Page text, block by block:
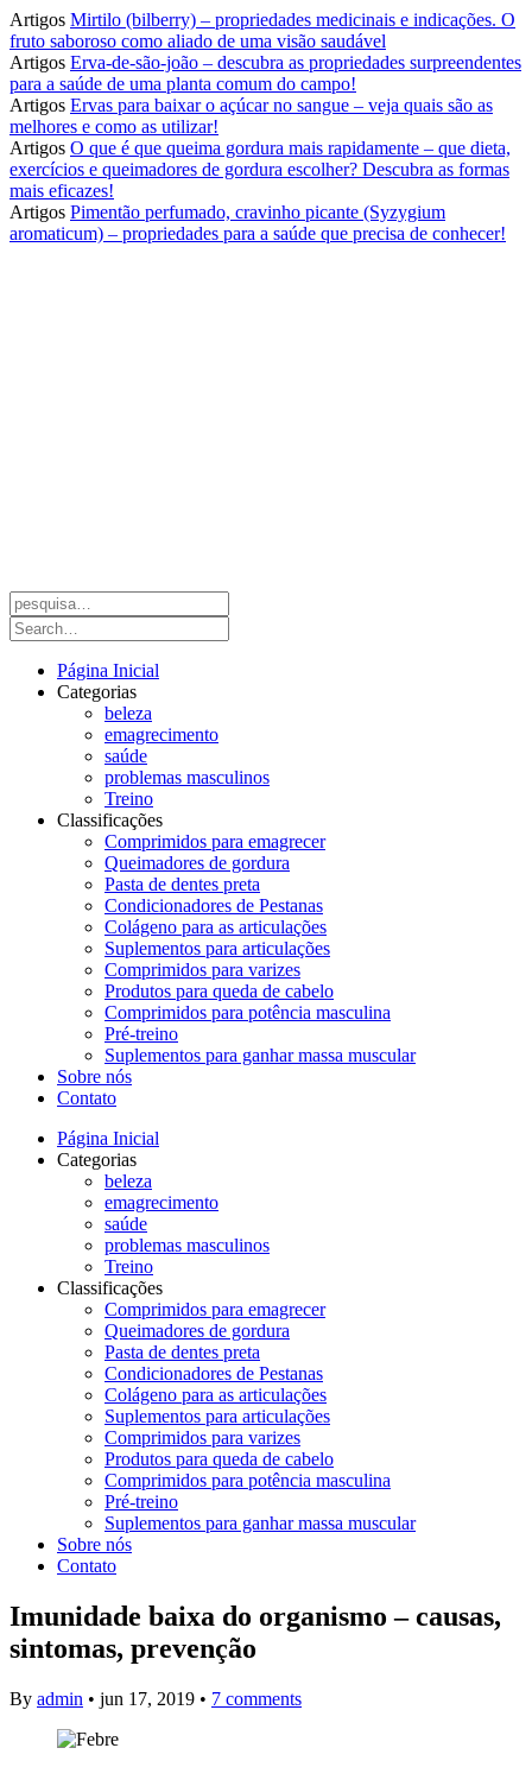
Artigos Mirtilo (bilberry) – propriedades medicinais e indicações. O
fruto saboroso como aliado de uma visão saudável
Artigos Erva-de-são-joão – descubra as propriedades surpreendentes
para a saúde de uma planta comum do campo!
Artigos Ervas para baixar o açúcar no sangue – veja quais são as
melhores e como as utilizar!
Artigos O que é que queima gordura mais rapidamente – que dieta,
exercícios e queimadores de gordura escolher? Descubra as formas
mais eficazes!
Artigos Pimentão perfumado, cravinho picante (Syzygium
aromaticum) – propriedades para a saúde que precisa de conhecer!
Página Inicial
Categorias
beleza
emagrecimento
saúde
problemas masculinos
Treino
Classificações
Comprimidos para emagrecer
Queimadores de gordura
Pasta de dentes preta
Condicionadores de Pestanas
Colágeno para as articulações
Suplementos para articulações
Comprimidos para varizes
Produtos para queda de cabelo
Comprimidos para potência masculina
Pré-treino
Suplementos para ganhar massa muscular
Sobre nós
Contato
Página Inicial
Categorias
beleza
emagrecimento
saúde
problemas masculinos
Treino
Classificações
Comprimidos para emagrecer
Queimadores de gordura
Pasta de dentes preta
Condicionadores de Pestanas
Colágeno para as articulações
Suplementos para articulações
Comprimidos para varizes
Produtos para queda de cabelo
Comprimidos para potência masculina
Pré-treino
Suplementos para ganhar massa muscular
Sobre nós
Contato
Imunidade baixa do organismo – causas,
sintomas, prevenção
By admin • jun 17, 2019 • 7 comments